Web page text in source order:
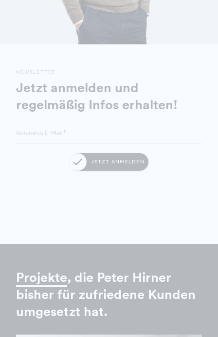
NEWSLETTER
Jetzt anmelden und
regelmäßig Infos erhalten!
JETZT ANMELDEN
Projekte, die Peter Hirner
bisher für zufriedene Kunden
umgesetzt hat.